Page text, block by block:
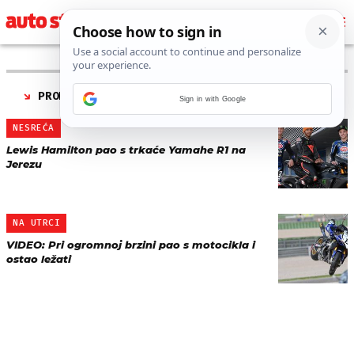
PRONAĐENO 2 REZULTATA ZA TAG “PAD S MOTORA
NESREĆA
Lewis Hamilton pao s trkaće Yamahe R1 na
Jerezu
NA UTRCI
VIDEO: Pri ogromnoj brzini pao s motocikla i
ostao ležati
Sign in with Google